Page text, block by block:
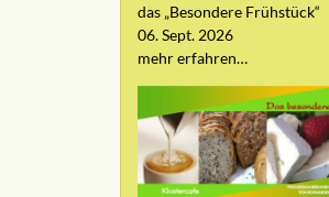
das „Besondere Frühstück“
06. Sept. 2026
mehr erfahren…